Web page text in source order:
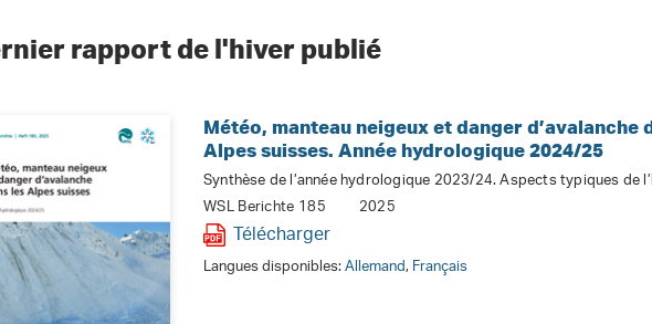
rapport de l'hiver publié
Météo, manteau neigeux et danger d’avalanche
Alpes suisses. Année hydrologique 2024/25
Synthèse de l’année hydrologique 2023/24. Aspects typiques de
WSL Berichte 185
2025
Télécharger
Langues disponibles:Allemand,Français